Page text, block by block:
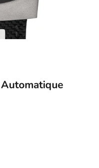
l'élément 1
à l'élément 2